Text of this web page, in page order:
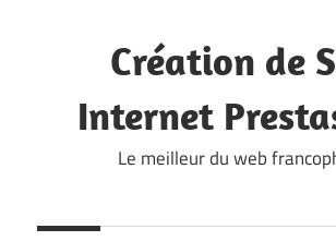
Création de
Internet
Le meilleur du web